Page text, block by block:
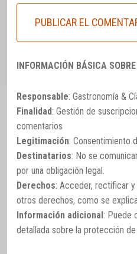
INFORMACIÓN BÁSICA
Responsable: Gastronomía &
Finalidad: Gestión de
comentarios
Legitimación: Consentimiento
Destinatarios: No se
por una obligación legal.
Derechos: Acceder, rectificar
otros derechos, como se
Información adicional : Puede
detallada sobre la protección